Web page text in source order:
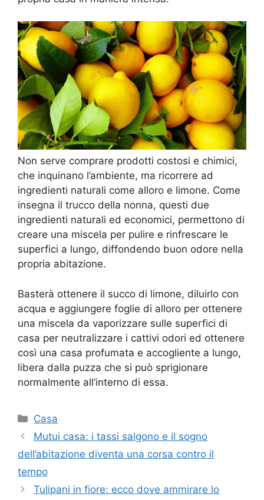
Non serve comprare prodotti costosi e chimici,
che inquinano l’ambiente, ma ricorrere ad
ingredienti naturali come alloro e limone. Come
insegna il trucco della nonna, questi due
ingredienti naturali ed economici, permettono di
creare una miscela per pulire e rinfrescare le
superfici a lungo, diffondendo buon odore nella
propria abitazione.
Basterà ottenere il succo di limone, diluirlo con
acqua e aggiungere foglie di alloro per ottenere
una miscela da vaporizzare sulle superfici di
casa per neutralizzare i cattivi odori ed ottenere
così una casa profumata e accogliente a lungo,
libera dalla puzza che si può sprigionare
normalmente all’interno di essa.
Categorie
Casa
Mutui casa: i tassi salgono e il sogno
dell’abitazione diventa una corsa contro il
tempo
Tulipani in fiore: ecco dove ammirare lo